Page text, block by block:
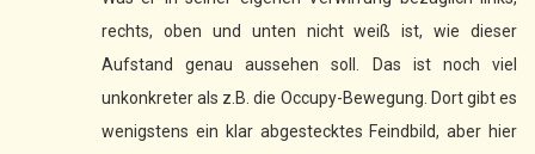
rechts, oben und unten nicht weiß ist, wie dieser
Aufstand genau aussehen soll. Das ist noch viel
unkonkreter als z.B. die Occupy-Bewegung. Dort gibt es
wenigstens ein klar abgestecktes Feindbild, aber hier